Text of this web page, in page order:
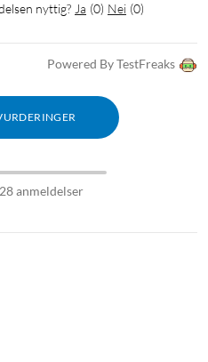
nyttig? Ja (0) Nei (0)
Powered By TestFreaks
anmeldelser